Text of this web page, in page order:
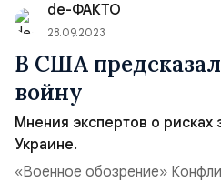
теневой генштаб Пентагона.
центра, боевые действия
de-ФАКТО
28.09.2023
В США
войну
Мнения экспертов о рисках
Украине.
«Военное обозрение»